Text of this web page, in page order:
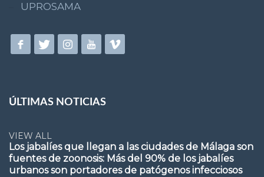
UPROSAMA
ÚLTIMAS NOTICIAS
VIEW ALL
Los jabalíes que llegan a las ciudades de Málaga son
fuentes de zoonosis: Más del 90% de los jabalíes
urbanos son portadores de patógenos infecciosos